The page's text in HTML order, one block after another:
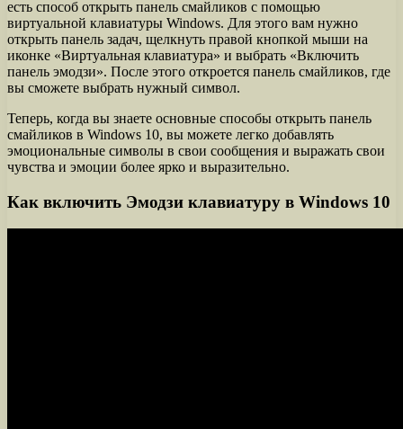
есть способ открыть панель смайликов с помощью
виртуальной клавиатуры Windows. Для этого вам нужно
открыть панель задач, щелкнуть правой кнопкой мыши на
иконке «Виртуальная клавиатура» и выбрать «Включить
панель эмодзи». После этого откроется панель смайликов, где
вы сможете выбрать нужный символ.
Теперь, когда вы знаете основные способы открыть панель
смайликов в Windows 10, вы можете легко добавлять
эмоциональные символы в свои сообщения и выражать свои
чувства и эмоции более ярко и выразительно.
Как включить Эмодзи клавиатуру в Windows 10